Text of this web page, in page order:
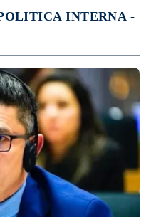
INTERNA -